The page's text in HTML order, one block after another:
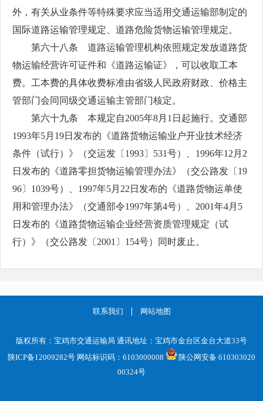
外，有关从业条件等特殊要求应当适用交通运输部制定的
国际道路运输管理规定、道路危险货物运输管理规定。
第六十八条 道路运输管理机构依照规定发放道路货
物运输经营许可证件和《道路运输证》，可以收取工本
费。工本费的具体收费标准由省级人民政府财政、价格主
管部门会同同级交通运输主管部门核定。
第六十九条 本规定自2005年8月1日起施行。交通部
1993年5月19日发布的《道路货物运输业户开业技术经济
条件（试行）》（交运发〔1993〕531号）、1996年12月2
日发布的《道路零担货物运输管理办法》（交公路发〔19
96〕1039号）、1997年5月22日发布的《道路货物运单使
用和管理办法》（交通部令1997年第4号）、2001年4月5
日发布的《道路货物运输企业经营资质管理规定（试
行）》（交公路发〔2001〕154号）同时废止。
联系我们 网站地图
版权所有：宝鸡市交通运输局 通讯地址：宝鸡市金台区金台大道33号
陕ICP备12009282号 网站标识码：6103000008
陕公网安备 610303020
00324号